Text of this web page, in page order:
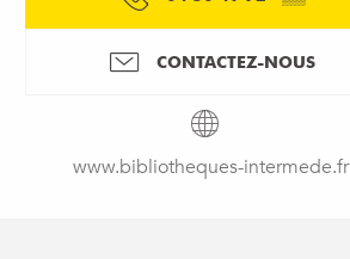
CONTACTEZ-NOUS
www.bibliotheques-intermede.fr